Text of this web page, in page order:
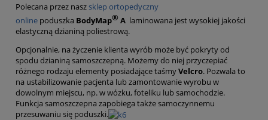
Polecana przez naszsklep ortopedyczny
online poduszka BodyMap® A laminowana jest wysokiej jakości
elastyczną dzianiną poliestrową.
Opcjonalnie, na życzenie klienta wyrób może być pokryty od
spodu dzianiną samoszczepną. Możemy do niej przyczepiać
różnego rodzaju elementy posiadające taśmyVelcro. Pozwala to
na ustabilizowanie pacjenta lub zamontowanie wyrobu w
dowolnym miejscu, np. w wózku, foteliku lub samochodzie.
Funkcja samoszczepna zapobiega także samoczynnemu
przesuwaniu się poduszki.